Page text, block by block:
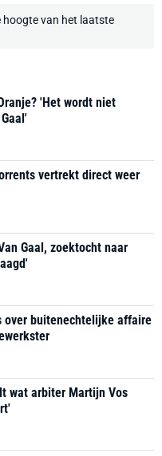
hoogte van het laatste
'Het wordt niet
vertrekt direct weer
Gaal, zoektocht naar
over buitenechtelijke affaire
wat arbiter Martijn Vos